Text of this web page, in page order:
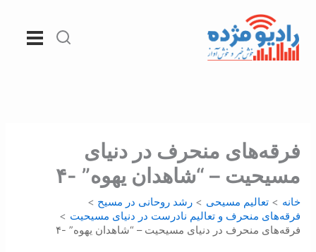
محتوا
فرقه‌های منحرف در دنيای
مسيحيت – “شاهدان یهوه” -۴
خانه تعالیم مسیحی
رشد روحانی در مسيح
فرقه‌های منحرف و تعالیم نادرست در دنیای مسیحیت
فرقه‌های منحرف در دنيای مسيحيت – “شاهدان یهوه” -۴